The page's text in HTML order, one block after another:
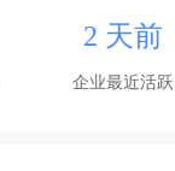
2 天前
企业最近活跃